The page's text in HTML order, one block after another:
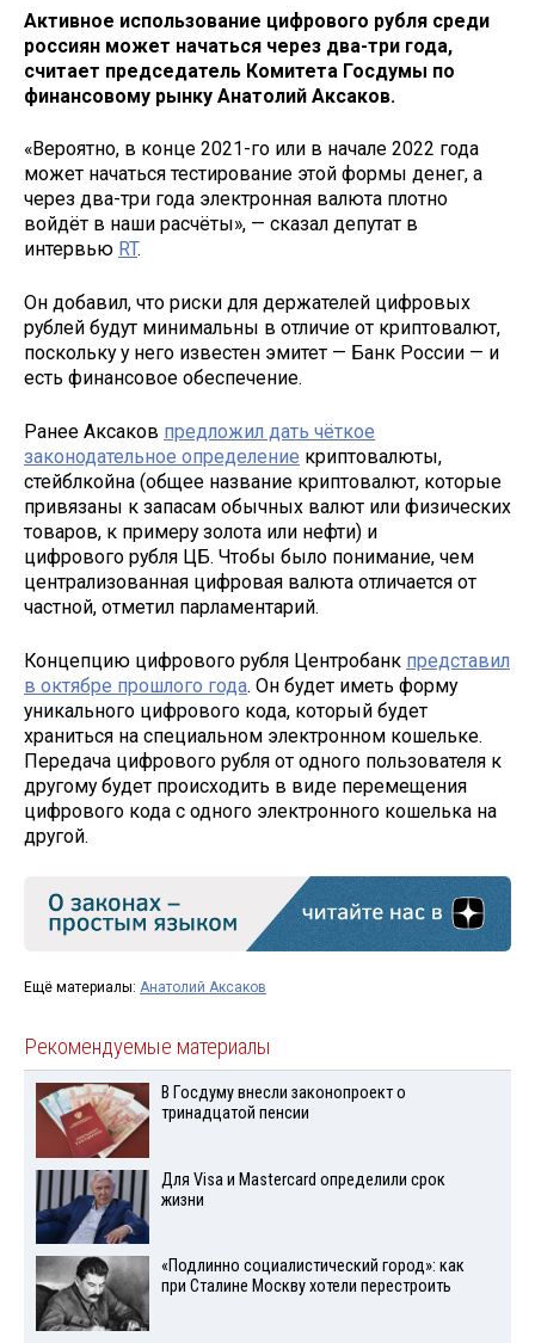
Активное использование цифрового рубля среди
россиян может начаться через два-три года,
считает председатель Комитета Госдумы по
финансовому рынку Анатолий Аксаков.
«Вероятно, в конце 2021-го или в начале 2022 года
может начаться тестирование этой формы денег, а
через два-три года электронная валюта плотно
войдёт в наши расчёты», — сказал депутат в
интервью RT.
Он добавил, что риски для держателей цифровых
рублей будут минимальны в отличие от криптовалют,
поскольку у него известен эмитет — Банк России — и
есть финансовое обеспечение.
Ранее Аксаков предложил дать чёткое
законодательное определение криптовалюты,
стейблкойна (общее название криптовалют, которые
привязаны к запасам обычных валют или физических
товаров, к примеру золота или нефти) и
цифрового рубля ЦБ. Чтобы было понимание, чем
централизованная цифровая валюта отличается от
частной, отметил парламентарий.
Концепцию цифрового рубля Центробанк представил
в октябре прошлого года. Он будет иметь форму
уникального цифрового кода, который будет
храниться на специальном электронном кошельке.
Передача цифрового рубля от одного пользователя к
другому будет происходить в виде перемещения
цифрового кода с одного электронного кошелька на
другой.
Ещё материалы: Анатолий Аксаков
Рекомендуемые материалы
В Госдуму внесли законопроект о
тринадцатой пенсии
Для Visа и Mastercard определили срок
жизни
«Подлинно социалистический город»: как
при Сталине Москву хотели перестроить